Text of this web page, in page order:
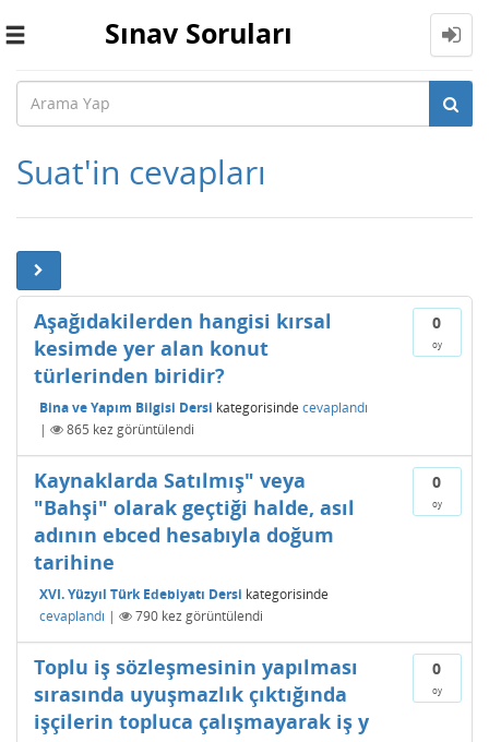
Toggle
Sınav Soruları
Suat'in cevapları
0
oy
Aşağıdakilerden hangisi kırsal
kesimde yer alan konut
türlerinden biridir?
Bina ve Yapım Bilgisi Dersi kategorisinde cevaplandı
|
865 kez görüntülendi
0
oy
Kaynaklarda Satılmış" veya
"Bahşi" olarak geçtiği halde, asıl
adının ebced hesabıyla doğum
tarihine
XVI. Yüzyıl Türk Edebiyatı Dersi kategorisinde
cevaplandı | 790 kez görüntülendi
0
oy
Toplu iş sözleşmesinin yapılması
sırasında uyuşmazlık çıktığında
işçilerin topluca çalışmayarak iş y